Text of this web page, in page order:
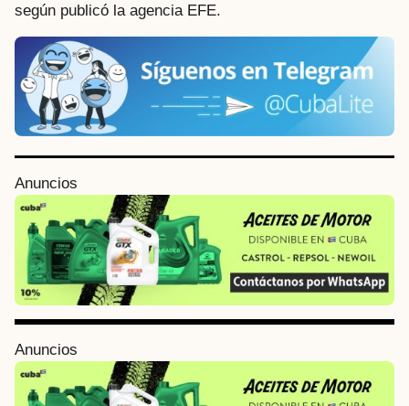
según publicó la agencia EFE.
Anuncios
Anuncios
P
o
P
a
g
i
n